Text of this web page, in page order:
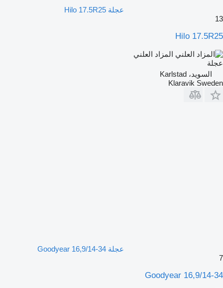
عجلة Hilo 17.5R25
13
Hilo 17.5R25
المزاد العلني
عجلة
السويد، Karlstad
Klaravik Sweden
عجلة Goodyear 16,9/14-34
7
Goodyear 16,9/14-34